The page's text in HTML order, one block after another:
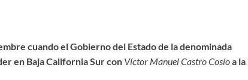
cuando el Gobierno del Estado de la denominada
en Baja California Sur con Víctor Manuel Castro Cosíoa la